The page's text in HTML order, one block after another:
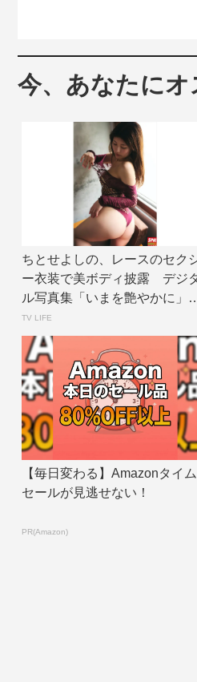
今、あなたにオ
ちとせよしの、レースのセク
ー衣装で美ボディ披露 デジ
ル写真集「いまを艶やかに」
面カット公開 |...
TV LIFE
【毎日変わる】Amazonタイム
セールが見逃せない！
PR(Amazon)